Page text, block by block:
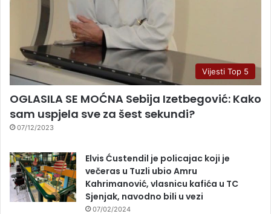
Vijesti Top 5
OGLASILA SE MOĆNA Sebija Izetbegović: Kako
sam uspjela sve za šest sekundi?
07/12/2023
Elvis Ćustendil je policajac koji je
večeras u Tuzli ubio Amru
Kahrimanović, vlasnicu kafića u TC
Sjenjak, navodno bili u vezi
07/02/2024